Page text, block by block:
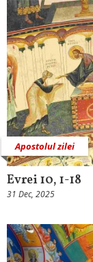
Apostolul zilei
Evrei 10, 1-18
31 Dec, 2025